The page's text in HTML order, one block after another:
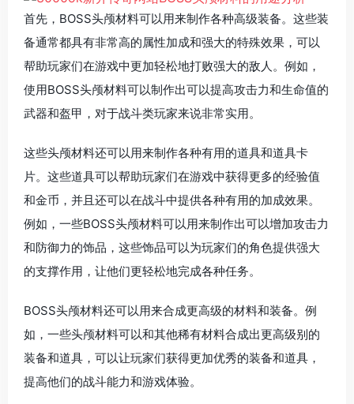
首先，BOSS头颅材料可以用来制作各种高级装备。这些装
备通常都具有非常高的属性加成和强大的特殊效果，可以
帮助玩家们在游戏中更加轻松地打败强大的敌人。例如，
使用BOSS头颅材料可以制作出可以提高攻击力和生命值的
武器和盔甲，对于战斗类玩家来说非常实用。
这些头颅材料还可以用来制作各种有用的道具和道具卡
片。这些道具可以帮助玩家们在游戏中获得更多的经验值
和金币，并且还可以在战斗中提供各种有用的加成效果。
例如，一些BOSS头颅材料可以用来制作出可以增加攻击力
和防御力的饰品，这些饰品可以为玩家们的角色提供强大
的支撑作用，让他们更轻松地完成各种任务。
BOSS头颅材料还可以用来合成更高级的材料和装备。例
如，一些头颅材料可以和其他稀有材料合成出更高级别的
装备和道具，可以让玩家们获得更加优秀的装备和道具，
提高他们的战斗能力和游戏体验。